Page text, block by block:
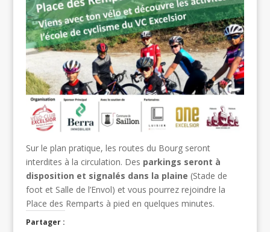
Sur le plan pratique, les routes du Bourg seront
interdites à la circulation. Des parkings seront à
disposition et signalés dans la plaine (Stade de
foot et Salle de l’Envol) et vous pourrez rejoindre la
Place des Remparts à pied en quelques minutes.
Partager :